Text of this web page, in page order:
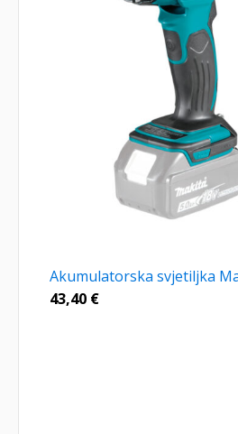
Akumulatorska svjetiljka
43,40 €